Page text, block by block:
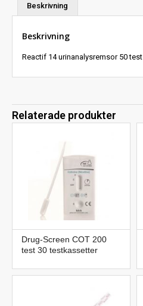
Beskrivning
Beskrivning
Reactif 14 urinanalysremsor 50 test
Relaterade produkter
Drug-Screen COT 200
test 30 testkassetter